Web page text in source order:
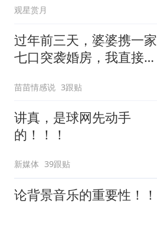
观星赏月
过年前三天，婆婆携一家
七口突袭婚房，我直接锁
公里外娘家
苗苗情感说 3跟贴
讲真，是球网先动手
的！！！
新媒体 39跟贴
论背景音乐的重要性！！